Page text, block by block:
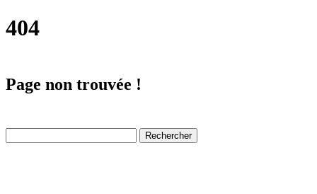
404
Page non trouvée !